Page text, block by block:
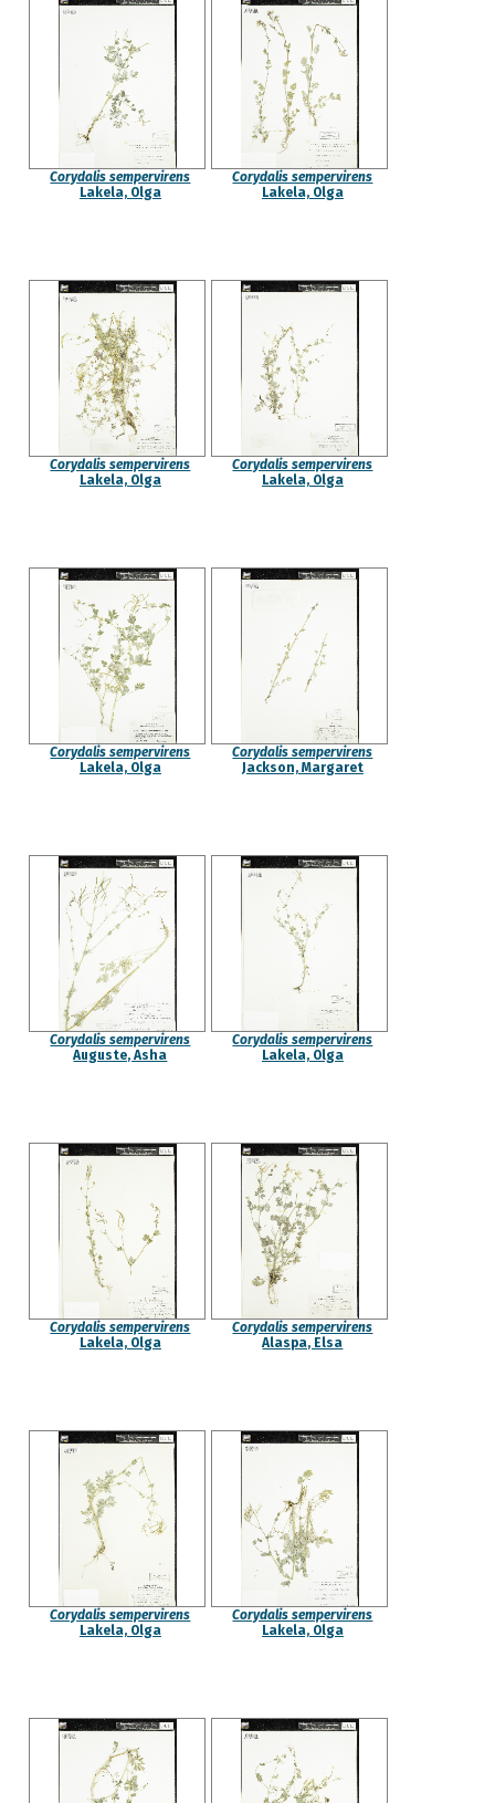
Corydalis sempervirens
Lakela, Olga
Corydalis sempervirens
Lakela, Olga
Corydalis sempervirens
Lakela, Olga
Corydalis sempervirens
Lakela, Olga
Corydalis sempervirens
Lakela, Olga
Corydalis sempervirens
Jackson, Margaret
Corydalis sempervirens
Auguste, Asha
Corydalis sempervirens
Lakela, Olga
Corydalis sempervirens
Lakela, Olga
Corydalis sempervirens
Alaspa, Elsa
Corydalis sempervirens
Lakela, Olga
Corydalis sempervirens
Lakela, Olga